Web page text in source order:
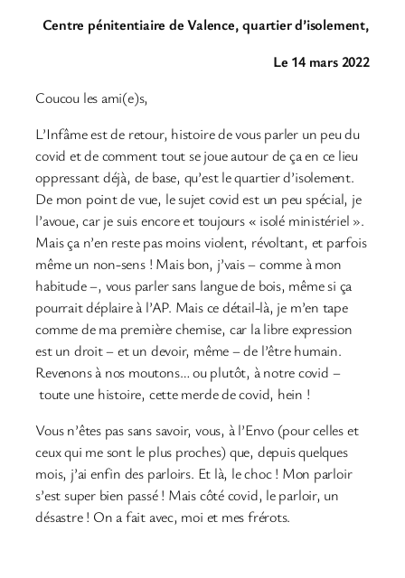
Centre pénitentiaire de Valence, quartier d’isolement,
Le 14 mars 2022
Coucou les ami(e)s,
L’Infâme est de retour, histoire de vous parler un peu du
covid et de comment tout se joue autour de ça en ce lieu
oppressant déjà, de base, qu’est le quartier d’isolement.
De mon point de vue, le sujet covid est un peu spécial, je
l’avoue, car je suis encore et toujours « isolé ministériel ».
Mais ça n’en reste pas moins violent, révoltant, et parfois
même un non-sens ! Mais bon, j’vais – comme à mon
habitude –, vous parler sans langue de bois, même si ça
pourrait déplaire à l’AP. Mais ce détail-là, je m’en tape
comme de ma première chemise, car la libre expression
est un droit – et un devoir, même – de l’être humain.
Revenons à nos moutons… ou plutôt, à notre covid –
toute une histoire, cette merde de covid, hein !
Vous n’êtes pas sans savoir, vous, à l’Envo (pour celles et
ceux qui me sont le plus proches) que, depuis quelques
mois, j’ai enfin des parloirs. Et là, le choc ! Mon parloir
s’est super bien passé ! Mais côté covid, le parloir, un
désastre ! On a fait avec, moi et mes frérots.